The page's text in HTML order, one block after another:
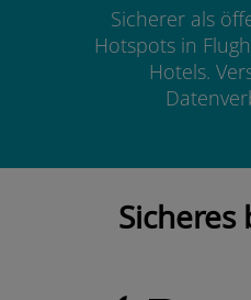
Sicherer als
Hotspots in
Hotels.
Sicheres